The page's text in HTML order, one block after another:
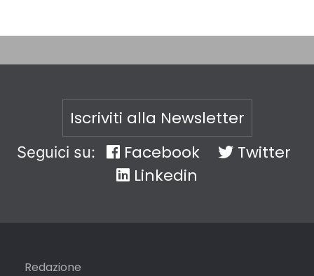
Iscriviti alla Newsletter
Seguici su: Facebook
Twitter
Linkedin
Redazione